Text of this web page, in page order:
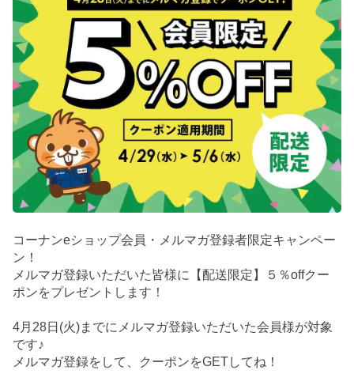
コーナンeショップ会員・メルマガ登録者限定キャンペー
ン！
メルマガ登録いただいた皆様に【配送限定】５％offクー
ポンをプレゼントします！
4月28日(火)までにメルマガ登録いただいた会員様が対象
です♪
メルマガ登録をして、クーポンをGETしてね！